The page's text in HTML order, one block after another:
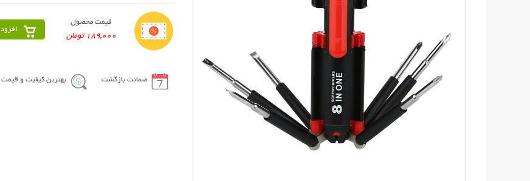
قیمت محصول
189,000 تومان
ضمانت بازگشت بهترین کیفیت و قیمت